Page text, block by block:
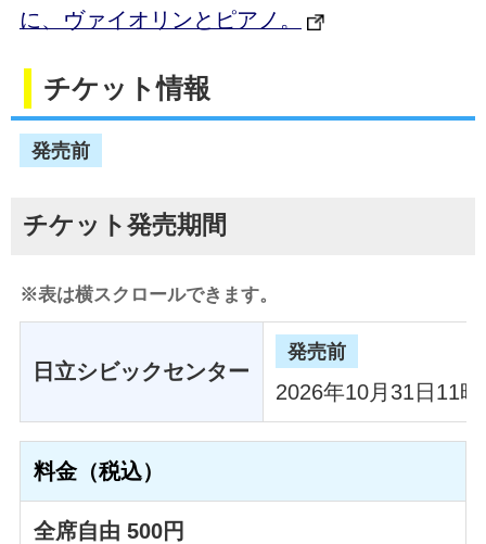
に、ヴァイオリンとピアノ。
チケット情報
発売前
チケット発売期間
※表は横スクロールできます。
日立シビックセンター
発売前
2026年10月31日11
料金（税込）
全席自由 500円